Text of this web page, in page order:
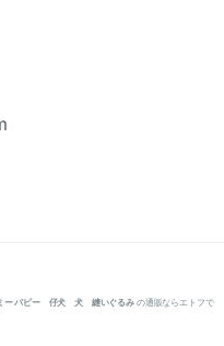
ー パピー 仔犬 犬 縫いぐるみ の通販ならエトフで